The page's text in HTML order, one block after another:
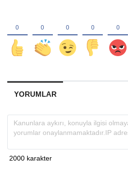
YORUMLAR